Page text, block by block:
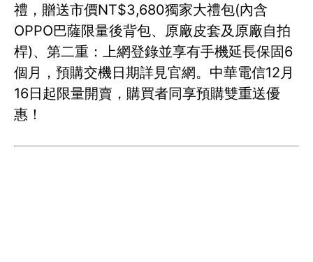
禮，贈送市價NT$3,680獨家大禮包(內含
OPPO巴薩限量後背包、原廠皮套及原廠自拍
桿)、第二重：上網登錄並享有手機延長保固6
個月，預購交機日期詳見官網。中華電信12月
16日起限量開賣，購買者同享預購雙重送優
惠！